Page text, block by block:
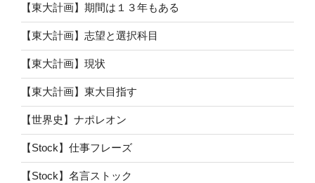
【東大計画】期間は１３年もある
【東大計画】志望と選択科目
【東大計画】現状
【東大計画】東大目指す
【世界史】ナポレオン
【Stock】仕事フレーズ
【Stock】名言ストック